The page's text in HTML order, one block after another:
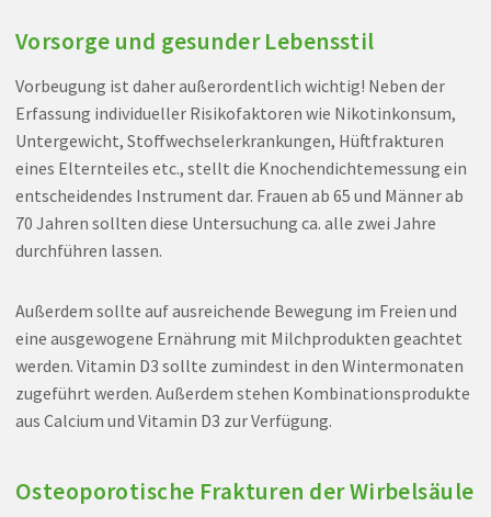
Vorsorge und gesunder Lebensstil
Vorbeugung ist daher außerordentlich wichtig! Neben der
Erfassung individueller Risikofaktoren wie Nikotinkonsum,
Untergewicht, Stoffwechselerkrankungen, Hüftfrakturen
eines Elternteiles etc., stellt die Knochendichtemessung ein
entscheidendes Instrument dar. Frauen ab 65 und Männer ab
70 Jahren sollten diese Untersuchung ca. alle zwei Jahre
durchführen lassen.
Außerdem sollte auf ausreichende Bewegung im Freien und
eine ausgewogene Ernährung mit Milchprodukten geachtet
werden. Vitamin D3 sollte zumindest in den Wintermonaten
zugeführt werden. Außerdem stehen Kombinationsprodukte
aus Calcium und Vitamin D3 zur Verfügung.
Osteoporotische Frakturen der Wirbelsäule